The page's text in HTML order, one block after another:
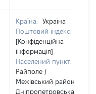
Країна:
Україна
Поштовий індекс:
[Конфіденційна
інформація]
Населений пункт:
Райполе /
Межівський район /
Дніпропетровська